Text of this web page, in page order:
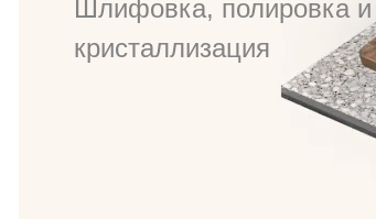
Шлифовка, полировка и
кристаллизация